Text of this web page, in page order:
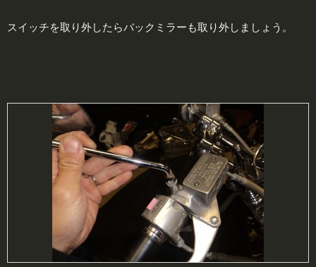
スイッチを取り外したらバックミラーも取り外しましょう。